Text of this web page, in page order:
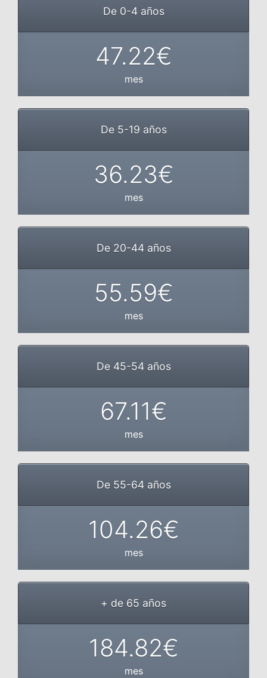
De 0-4 años
47.22€
mes
De 5-19 años
36.23€
mes
De 20-44 años
55.59€
mes
De 45-54 años
67.11€
mes
De 55-64 años
104.26€
mes
+ de 65 años
184.82€
mes